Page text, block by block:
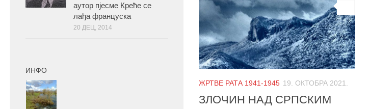
ЖРТВЕ РАТА 1941-1945 19. ОКТОБРА 2021.
ЗЛОЧИН НАД СРПСКИМ
аутор пјесме Креће се
лађа француска
20 ДЕЦ, 2014
ИНФО